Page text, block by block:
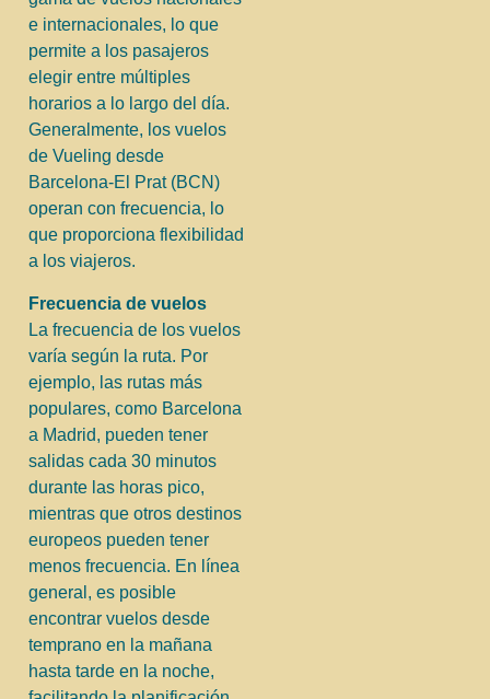
e internacionales, lo que
permite a los pasajeros
elegir entre múltiples
horarios a lo largo del día.
Generalmente, los vuelos
de Vueling desde
Barcelona-El Prat (BCN)
operan con frecuencia, lo
que proporciona flexibilidad
a los viajeros.
Frecuencia de vuelos
La frecuencia de los vuelos
varía según la ruta. Por
ejemplo, las rutas más
populares, como Barcelona
a Madrid, pueden tener
salidas cada 30 minutos
durante las horas pico,
mientras que otros destinos
europeos pueden tener
menos frecuencia. En línea
general, es posible
encontrar vuelos desde
temprano en la mañana
hasta tarde en la noche,